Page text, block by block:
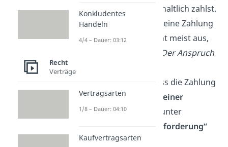
warum
du nur vorbehaltlich zahlst.
Als Formulierung für eine Zahlung
unter Vorbehalt reicht meist aus,
„Der Anspruch
Weise darauf hin, dass die Zahlung
„ohne Anerkennung einer
Rechtspflicht“
und „unter
Rückforderung“
erfolgt.
Konkludentes
Handeln
4/4 – Dauer: 03:12
Recht
Verträge
Vertragsarten
1/8 – Dauer: 04:10
Kaufvertragsarten